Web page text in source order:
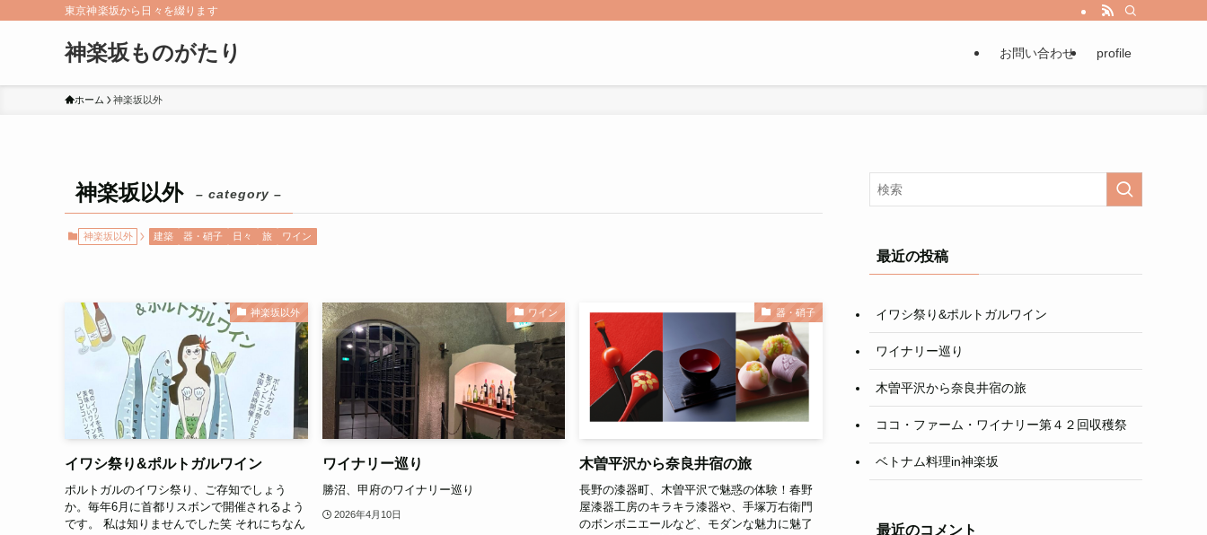
東京神楽坂から日々を綴ります
神楽坂ものがたり お問い合わせ profile
ホーム 神楽坂以外
神楽坂以外 – category –
神楽坂以外 建築 器・硝子 日々 旅 ワイン
神楽坂以外
イワシ祭り&ポルトガルワイン
ポルトガルのイワシ祭り、ご存知でしょう
か。毎年6月に首都リスボンで開催されるよう
です。 私は知りませんでした笑 それにちなん
ワイン
ワイナリー巡り
勝沼、甲府のワイナリー巡り
2026年4月10日
器・硝子
木曽平沢から奈良井宿の旅
長野の漆器町、木曽平沢で魅惑の体験！春野
屋漆器工房のキラキラ漆器や、手塚万右衛門
のボンボニエールなど、モダンな魅力に魅了
最近の投稿
イワシ祭り&ポルトガルワイン
ワイナリー巡り
木曽平沢から奈良井宿の旅
ココ・ファーム・ワイナリー第４２回収穫祭
ベトナム料理in神楽坂
最近のコメント